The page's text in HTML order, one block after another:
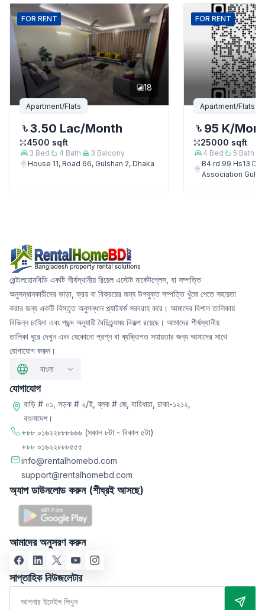
FOR RENT
18
Apartment/Flats
3.50 Lac/Month
4500 sqft
3 Bed 4 Bath 3 Balcony
House 11, Road 66, Gulshan 2, Dhaka
FOR RENT
Apartment/Flats
95 K/
25000 sqft
4 Bed 5 Bath
B4 rd 99 Hs13
Association
রেন্টালহোমবিডি একটি শীর্ষস্থানীয় রিয়েল এস্টেট মার্কেটপ্লেস, যা সম্পত্তি
অনুসন্ধানকারীদের ভাড়া, ক্রয় বা বিক্রয়ের জন্য উপযুক্ত সম্পত্তি খুঁজে পেতে সহায়তা
করার জন্য একটি বিস্তৃত অনুসন্ধান প্ল্যাটফর্ম সরবরাহ করে। আমাদের বিশাল তালিকায়
বিভিন্ন চাহিদা এবং পছন্দ অনুযায়ী বৈচিত্র্যময় বিকল্প রয়েছে। আমাদের শীর্ষস্থানীয়
তালিকা ঘুরে দেখুন এবং যেকোনো প্রশ্ন বা ব্যক্তিগত সহায়তার জন্য আমাদের সাথে
যোগাযোগ করুন।
বাংলা
যোগাযোগ
বাড়ি # ০১, সড়ক # ২/ই, ব্লক # জে, বারিধারা, ঢাকা-১২১২,
বাংলাদেশ।
+৮৮ ০১৬২২৮৮৮৬৬৬ (সকাল ৮টা - বিকাল ৫টা)
+৮৮ ০১৬২২৮৮৮৫৫৫
info@rentalhomebd.com
support@rentalhomebd.com
অ্যাপ ডাউনলোড করুন (শীঘ্রই আসছে)
আমাদের অনুসরণ করুন
সাপ্তাহিক নিউজলেটার